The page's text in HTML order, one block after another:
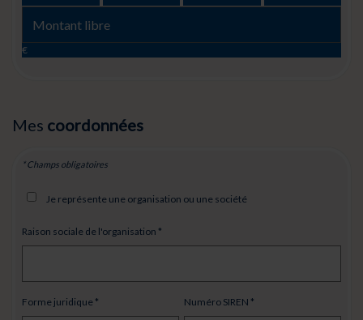
€
Mes coordonnées
* Champs obligatoires
Je représente une organisation ou une société
Raison sociale de l'organisation
Forme juridique Numéro SIREN